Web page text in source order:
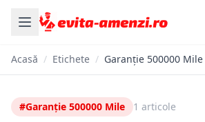
Acasă / Etichete / Garanție 500000 Mile
#Garanție 500000 Mile 1 articole